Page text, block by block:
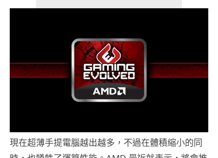
現在超薄手提電腦越出越多，不過在體積縮小的同